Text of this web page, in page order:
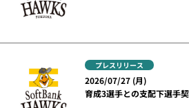
プレスリリース
2026/07/27 (月)
育成3選手との支配下選手